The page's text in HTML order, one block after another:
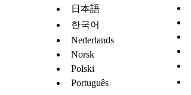
日本語
한국어
Nederlands
Norsk
Polski
Português